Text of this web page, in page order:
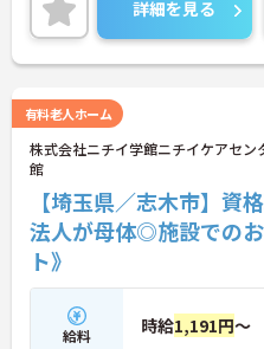
トなど、さらに詳細をお話しい
にご相談ください！
詳細を見る
有料老人ホーム
株式会社ニチイ学館ニチイケアセン
館
【埼玉県／志木市】
法人が母体◎施設での
ト》
給料 時給1,191円～